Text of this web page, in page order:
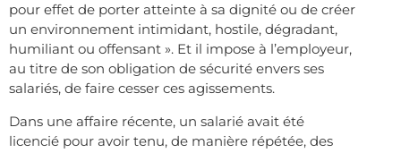
pour effet de porter atteinte à sa dignité ou de créer
un environnement intimidant, hostile, dégradant,
humiliant ou offensant ». Et il impose à l’employeur,
au titre de son obligation de sécurité envers ses
salariés, de faire cesser ces agissements.
Dans une affaire récente, un salarié avait été
licencié pour avoir tenu, de manière répétée, des